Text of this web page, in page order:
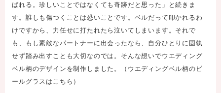
ばれる。珍しいことではなくても奇跡だと思った」と続きま
す。誰しも傷つくことは恐いことです。ベルだって叩かれるわ
けですから、力任せに打たれたら泣いてしまいます。それで
も、もし素敵なパートナーに出会ったなら、自分ひとりに固執
せず踏み出すことも大切なのでは。そんな想いでウエディング
ベル柄のデザインを制作しました。（ ウエディングベル柄のビ
ールグラスはこちら ）